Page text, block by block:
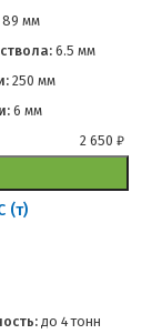
мм
6.5 мм
250 мм
6 мм
2 650₽
(т)
до 4 тонн